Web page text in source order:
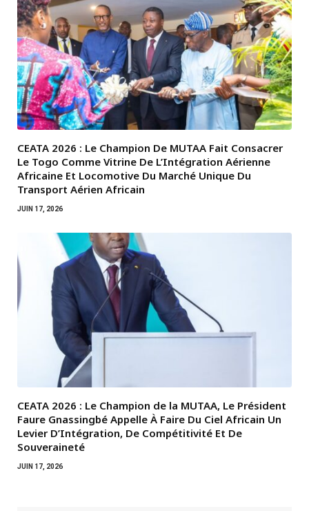
CEATA 2026 : Le Champion De MUTAA Fait Consacrer
Le Togo Comme Vitrine De L’Intégration Aérienne
Africaine Et Locomotive Du Marché Unique Du
Transport Aérien Africain
JUIN 17, 2026
CEATA 2026 : Le Champion de la MUTAA, Le Président
Faure Gnassingbé Appelle À Faire Du Ciel Africain Un
Levier D’Intégration, De Compétitivité Et De
Souveraineté
JUIN 17, 2026